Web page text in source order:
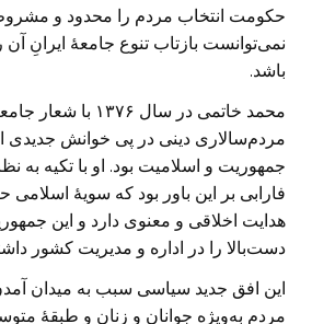
حکومت انتخاب مردم را محدود و
نمی‌توانست بازتاب تنوع جامعهٔ ایرانِ
باشد.
محمد خاتمی در سال ۱۳۷۶
مردم‌سالاری دینی در پی خوانش جدیدی
جمهوریت و اسلامیت بود. او با تکیه به
فارابی بر این باور بود که سویهٔ اسلامی
هدایت اخلاقی و معنوی دارد و این
دست‌بالا را در اداره و مدیریت کشور
این افق جدید سیاسی سبب به میدان
مردم به‌ویژه جوانان و زنان و طبقهٔ